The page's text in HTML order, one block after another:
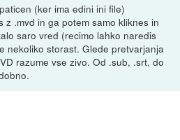
(ker ima edini ini file)
z .mvd in ga potem samo kliknes in
saro vred (recimo lahko naredis
nekoliko storast. Glede pretvarjanja
razume vse zivo. Od .sub, .srt, do